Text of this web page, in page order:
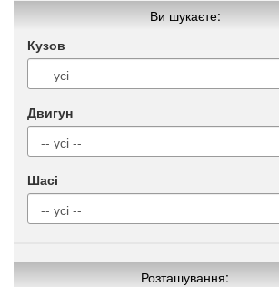
Ви шукаєте:
Кузов
Двигун
Шасі
Розташування: